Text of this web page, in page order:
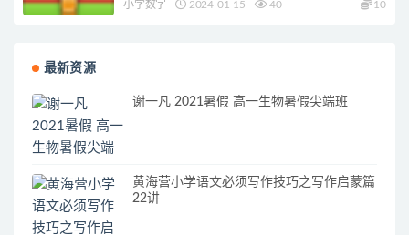
小学数字 2024-01-15 40 10
最新资源
谢一凡 2021暑假 高一生物暑假尖端班
黄海营小学语文必须写作技巧之写作启蒙篇
22讲